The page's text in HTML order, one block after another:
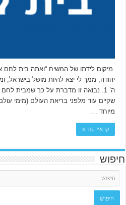
מיקום לידתו של המשיח “ואתה בית לחם
יהודה, ממך לי יצא להיות מושל בישראל,
ה’ 1. נבואה זו מדברת על כך שמבית
שקיים עוד מלפני בריאת העולם (מימי
מיוחד …
קרא\י עוד »
חיפוש